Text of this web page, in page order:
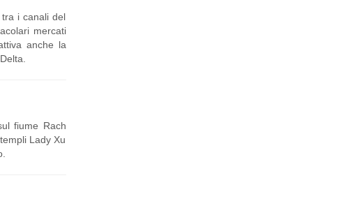
i canali del
mercati
anche la
fiume Rach
Lady Xu